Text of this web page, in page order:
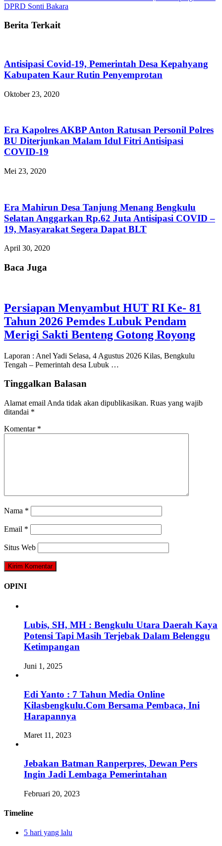
DPRD Sonti Bakara
Berita Terkait
Antisipasi Covid-19, Pemerintah Desa Kepahyang
Kabupaten Kaur Rutin Penyemprotan
Oktober 23, 2020
Era Kapolres AKBP Anton Ratusan Personil Polres
BU Diterjunkan Malam Idul Fitri Antisipasi
COVID-19
Mei 23, 2020
Era Mahirun Desa Tanjung Menang Bengkulu
Selatan Anggarkan Rp.62 Juta Antisipasi COVID –
19, Masyarakat Segera Dapat BLT
April 30, 2020
Baca Juga
Persiapan Menyambut HUT RI Ke- 81
Tahun 2026 Pemdes Lubuk Pendam
Merigi Sakti Benteng Gotong Royong
Laporan : Anel Yadi Selasa, 4 Agustus 2026 Kilas, Bengkulu
Tengah – Pemerintah desa Lubuk …
Tinggalkan Balasan
Alamat email Anda tidak akan dipublikasikan. Ruas yang wajib
ditandai *
Komentar *
Nama *
Email *
Situs Web
OPINI
Lubis, SH, MH : Bengkulu Utara Daerah Kaya
Potensi Tapi Masih Terjebak Dalam Belenggu
Ketimpangan
Juni 1, 2025
Edi Yanto : 7 Tahun Media Online
Kilasbengkulu.Com Bersama Pembaca, Ini
Harapannya
Maret 11, 2023
Jebakan Batman Ranperpres, Dewan Pers
Ingin Jadi Lembaga Pemerintahan
Februari 20, 2023
Timeline
5 hari yang lalu